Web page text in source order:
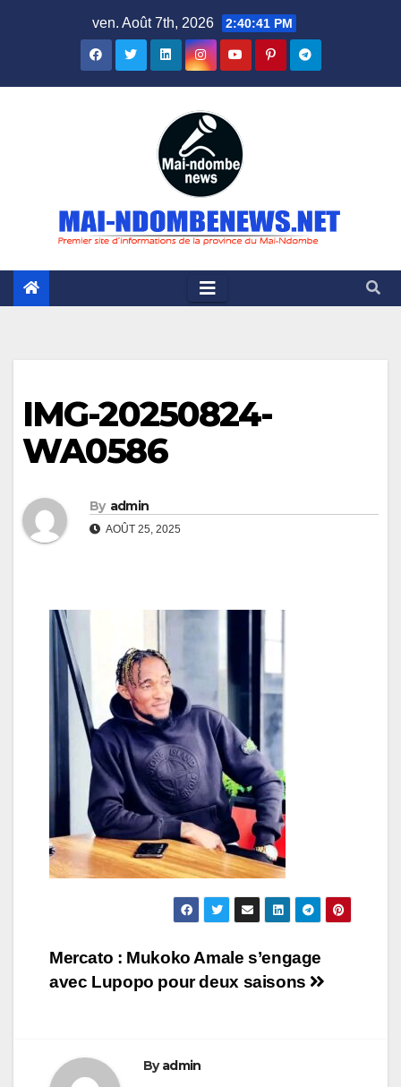
ven. Août 7th, 2026 2:40:41 PM
IMG-20250824-
WA0586
By admin
AOÛT 25, 2025
Navigation
Mercato : Mukoko Amale s’engage
avec Lupopo pour deux saisons
Byadmin